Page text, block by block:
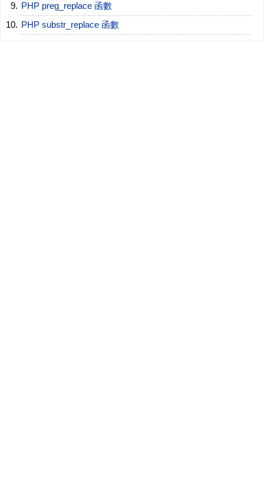
PHP preg_replace 函數
PHP substr_replace 函數